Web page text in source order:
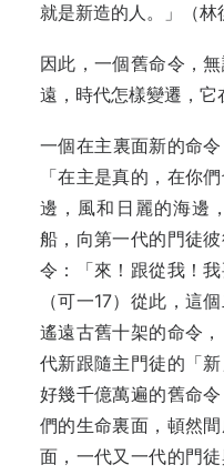
就是新造的人。」（林
因此，一個舊命令，
遠，時代怎樣變遷，它
一個在主裏面新的命
「在主是真的，在你
邊，風和日麗的海邊
船，向第一代的門徒
令：「來！跟從我！
（可一17）從此，這
遙遠古舊十架的命令
代新跟隨主門徒的「
好幾千億萬遍的舊命
們的生命裏面，頓然
面，一代又一代的門